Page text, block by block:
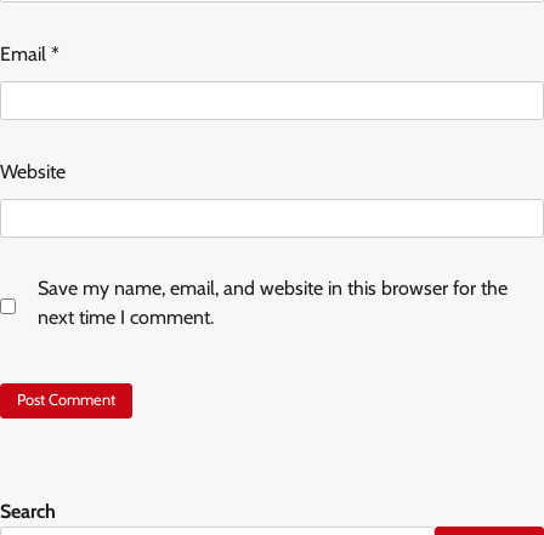
Email *
Website
Save my name, email, and website in this browser for the
next time I comment.
Search